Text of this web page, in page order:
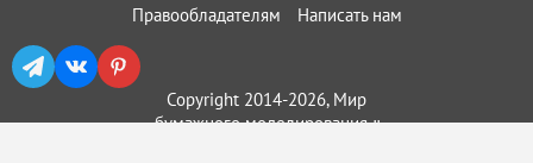
Правообладателям
Написать нам
Copyright 2014-2026, Мир
бумажного моделирования ::